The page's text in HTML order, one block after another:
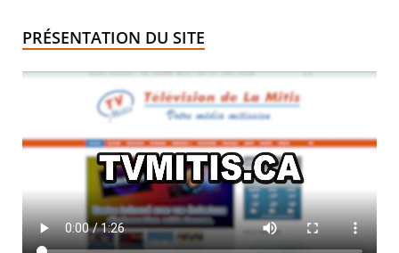
PRÉSENTATION DU SITE